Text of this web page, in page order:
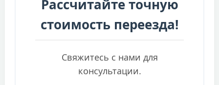
Рассчитайте точную
стоимость переезда!
Свяжитесь с нами для
консультации.